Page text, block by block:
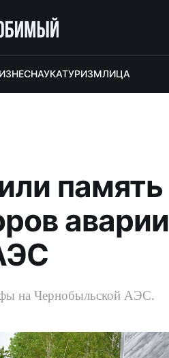
НАУКАТУРИЗМЛИЦА
память
аварии
на Чернобыльской АЭС.